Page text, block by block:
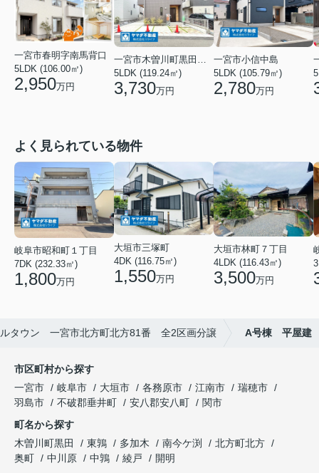
一宮市春明字南馬背口
5LDK (106.00㎡)
2,950万円
5LDK (119.24㎡)
3,730万円
一宮市小信中島
5LDK (105.79㎡)
2,780万円
よく見られている物件
岐阜市昭和町１丁目
7DK (232.33㎡)
1,800万円
大垣市三塚町
4DK (116.75㎡)
1,550万円
大垣市林町７丁目
4LDK (116.43㎡)
3,500万円
タウン 一宮市北方町北方81番 全2区画分譲 A号棟 平屋建
市区町村から探す
一宮市
岐阜市 大垣市 各務原市 江南市
瑞穂市
羽島市
不破郡垂井町 安八郡安八町
関市
町名から探す
木曽川町黒田
東鶉 多加木 南今ケ渕
北方町北方
奥町
中川原 中鶉 綾戸
開明